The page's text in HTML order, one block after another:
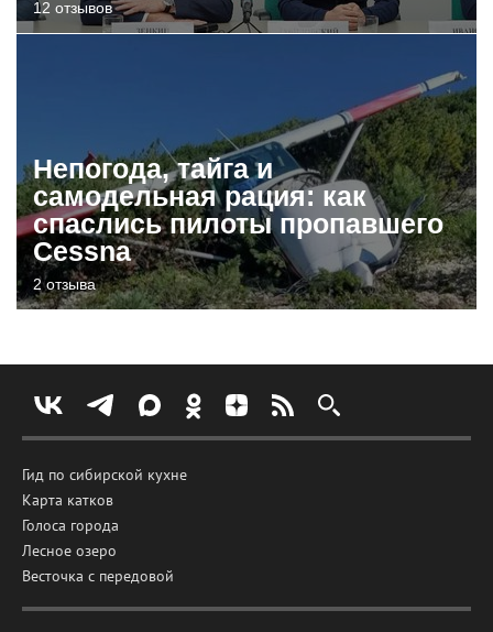
12 отзывов
Непогода, тайга и
самодельная рация: как
спаслись пилоты пропавшего
Cessna
2 отзыва
Гид по сибирской кухне
Карта катков
Голоса города
Лесное озеро
Весточка с передовой